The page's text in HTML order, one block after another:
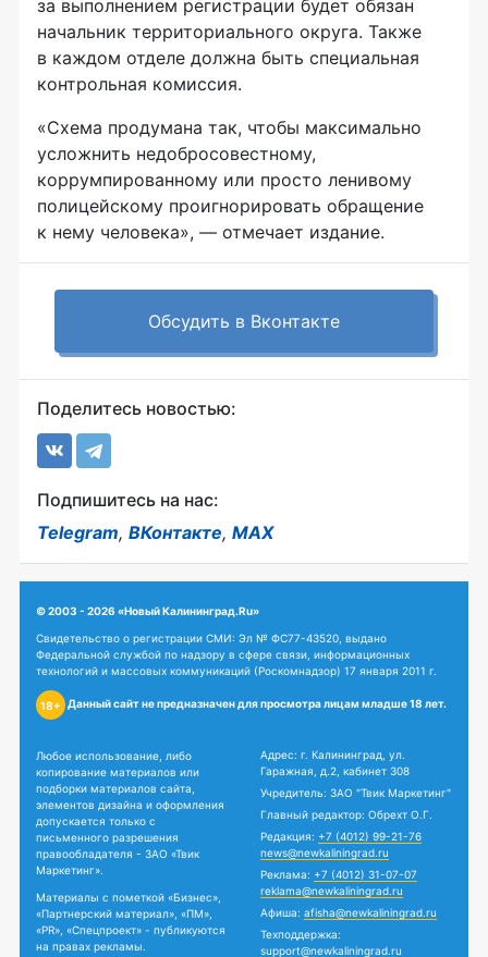
за выполнением регистрации будет обязан
начальник территориального округа. Также
в каждом отделе должна быть специальная
контрольная комиссия.
«Схема продумана так, чтобы максимально
усложнить недобросовестному,
коррумпированному или просто ленивому
полицейскому проигнорировать обращение
к нему человека», — отмечает издание.
Обсудить в Вконтакте
Поделитесь новостью:
Подпишитесь на нас:
Telegram, ВКонтакте, MAX
© 2003 - 2026 «Новый Калининград.Ru»
Свидетельство о регистрации СМИ: Эл № ФС77-43520, выдано
Федеральной службой по надзору в сфере связи, информационных
технологий и массовых коммуникаций (Роскомнадзор) 17 января 2011 г.
18+ Данный сайт не предназначен для просмотра лицам младше 18 лет.
Любое использование, либо
копирование материалов или
подборки материалов сайта,
элементов дизайна и оформления
допускается только с
письменного разрешения
правообладателя - ЗАО «Твик
Маркетинг».
Материалы с пометкой «Бизнес»,
«Партнерский материал», «ПМ»,
«PR», «Спецпроект» - публикуются
на правах рекламы.
Адрес: г. Калининград, ул.
Гаражная, д.2, кабинет 308
Учредитель: ЗАО "Твик Маркетинг"
Главный редактор: Обрехт О.Г.
Редакция: +7 (4012) 99-21-76
news@newkaliningrad.ru
Реклама: +7 (4012) 31-07-07
reklama@newkaliningrad.ru
Афиша: afisha@newkaliningrad.ru
Техподдержка:
support@newkaliningrad.ru